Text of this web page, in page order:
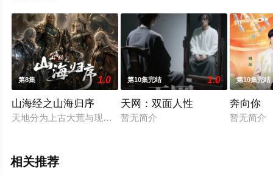
第8集 1.0
山海经之山海归序
天地分为上古大荒与现世人间两界，由太极壁垒相隔，域外虚
第10集完结 1.0
天网：双面人性
暂无简介
第10集完结
奔向你
暂无简介
相关推荐